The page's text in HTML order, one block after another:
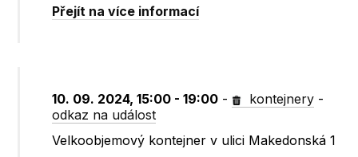
Přejít na více informací
10. 09. 2024, 15:00 - 19:00 - kontejnery -
odkaz na událost
Velkoobjemový kontejner v ulici Makedonská 1